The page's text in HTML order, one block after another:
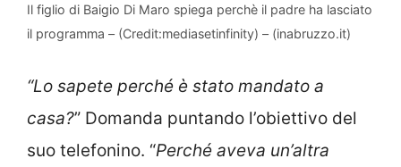
Il figlio di Baigio Di Maro spiega perchè il padre ha lasciato
il programma – (Credit:mediasetinfinity) – (inabruzzo.it)
“Lo sapete perché è stato mandato a
casa?” Domanda puntando l’obiettivo del
suo telefonino. “Perché aveva un’altra